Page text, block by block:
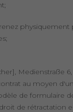
Medienstraße
au moyen
de formulaire
de